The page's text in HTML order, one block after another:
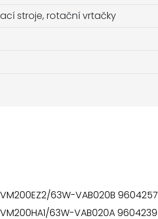
stroje, rotační vrtačky
63W-VAB020B 9604257
63W-VAB020A 9604239